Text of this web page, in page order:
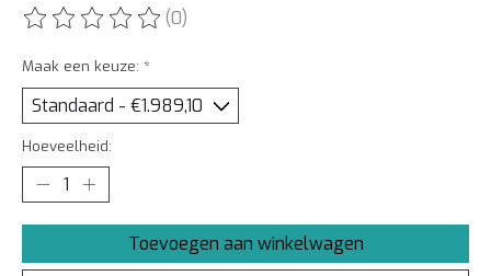
De beoordeling van dit product is
(0)
Maak een keuze: *
Hoeveelheid:
Toevoegen aan winkelwagen